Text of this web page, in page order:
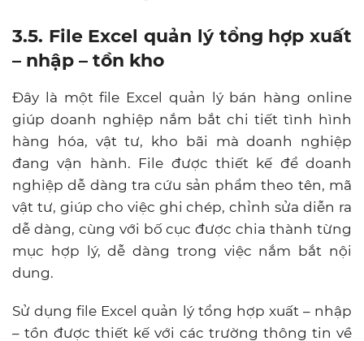
3.5. File Excel quản lý tổng hợp xuất
– nhập – tồn kho
Đây là một file Excel quản lý bán hàng online
giúp doanh nghiệp nắm bắt chi tiết tình hình
hàng hóa, vật tư, kho bãi mà doanh nghiệp
đang vận hành. File được thiết kế để doanh
nghiệp dễ dàng tra cứu sản phẩm theo tên, mã
vật tư, giúp cho việc ghi chép, chỉnh sửa diễn ra
dễ dàng, cùng với bố cục được chia thành từng
mục hợp lý, dễ dàng trong việc nắm bắt nội
dung.
Sử dụng file Excel quản lý tổng hợp xuất – nhập
– tồn được thiết kế với các trường thông tin về